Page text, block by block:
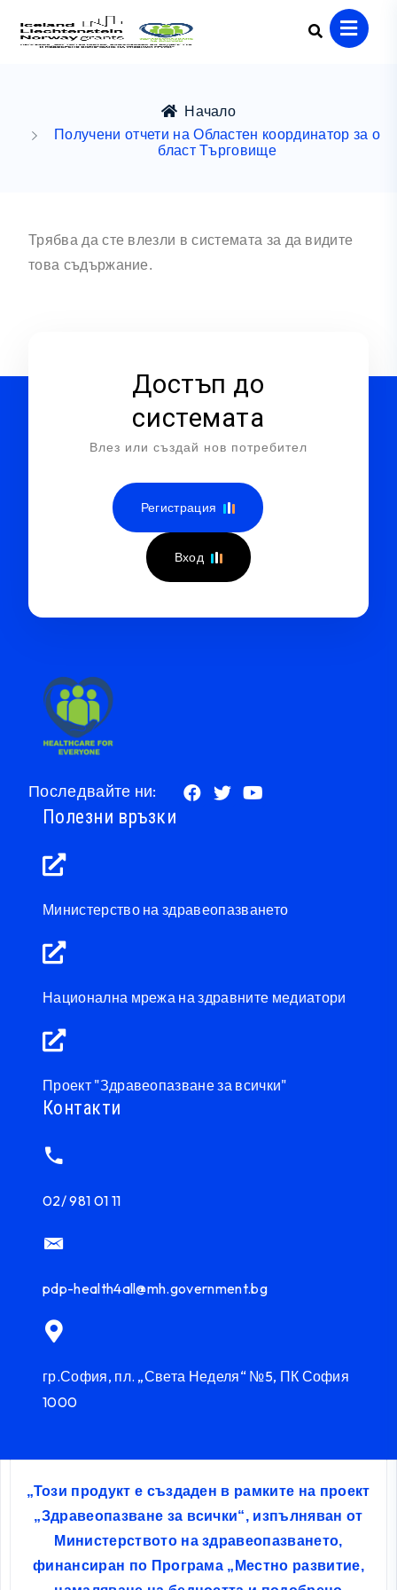
Начало
Получени отчети на Областен координатор за о
бласт Търговище
Трябва да сте влезли в системата за да видите
това съдържание.
Достъп до
системата
Влез или създай нов потребител
Регистрация
Вход
Последвайте ни:
Полезни връзки
Министерство на здравеопазването
Национална мрежа на здравните медиатори
Проект "Здравеопазване за всички"
Контакти
02/ 981 01 11
pdp-health4all@mh.government.bg
гр.София, пл. „Света Неделя“ №5, ПК София
1000
„Този продукт е създаден в рамките на проект
„Здравеопазване за всички“, изпълняван от
Министерството на здравеопазването,
финансиран по Програма „Местно развитие,